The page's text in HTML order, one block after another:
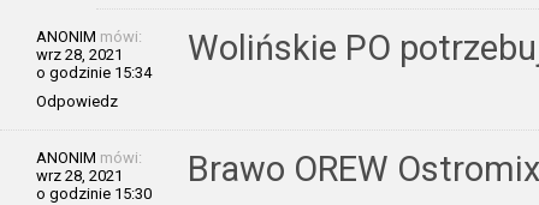
ANONIM mówi:
wrz 28, 2021
o godzinie 15:34
Odpowiedz
Wolińskie PO
ANONIM mówi:
wrz 28, 2021
o godzinie 15:30
Brawo OREW